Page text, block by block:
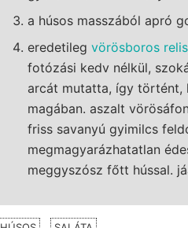
a húsos masszából apró
eredetileg vörösboros
fotózási kedv nélkül,
arcát mutatta, így történt,
magában. aszalt
friss savanyú gyimilcs
megmagyarázhatatlan
meggyszósz főtt hússal.